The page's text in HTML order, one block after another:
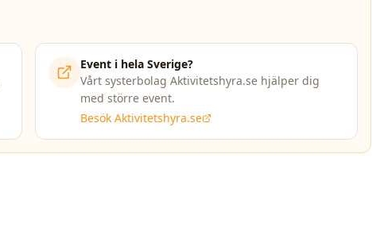
Event i hela Sverige?
Vårt systerbolag Aktivitetshyra.se hjälper dig
med större event.
Besök Aktivitetshyra.se